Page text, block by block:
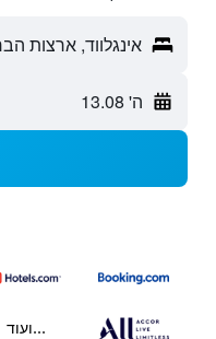
אינגלווד, ארצות
ה' 13.08
...ועוד